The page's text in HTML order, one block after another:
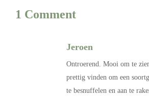
1 Comment
Jeroen
Ontroerend. Mooi om te
prettig vinden om een
te besnuffelen en aan te